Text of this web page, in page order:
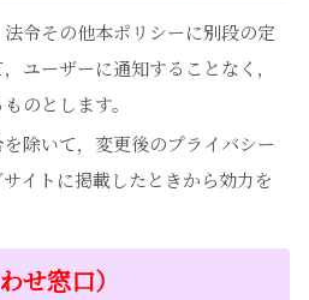
令その他本ポリシーに別段の定
ユーザーに通知することなく，
のとします。
除いて，変更後のプライバシー
イトに掲載したときから効力を
せ窓口）